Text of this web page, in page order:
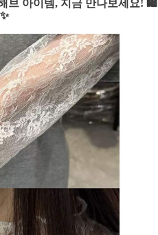
브 아이템, 지금 만나보세요! 🛍
✨